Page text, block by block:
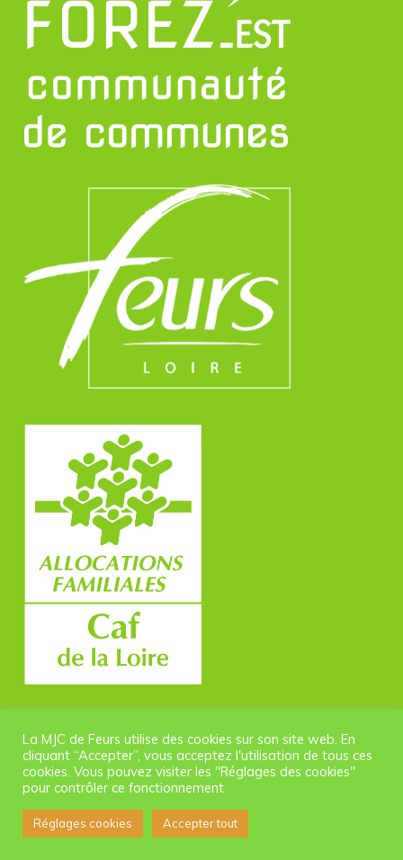
© 2026 MJC Feurs. |Politique de confidentialité
facebookinstagram
phoneemail
La MJC de Feurs utilise des cookies sur son site web. En
cliquant “Accepter”, vous acceptez l'utilisation de tous ces
cookies. Vous pouvez visiter les "Réglages des cookies"
pour contrôler ce fonctionnement
Réglages cookies Accepter tout